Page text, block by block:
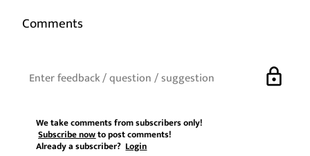
Comments
lock
We take comments from subscribers only!
Subscribe nowto post comments!
Already a subscriber?Login